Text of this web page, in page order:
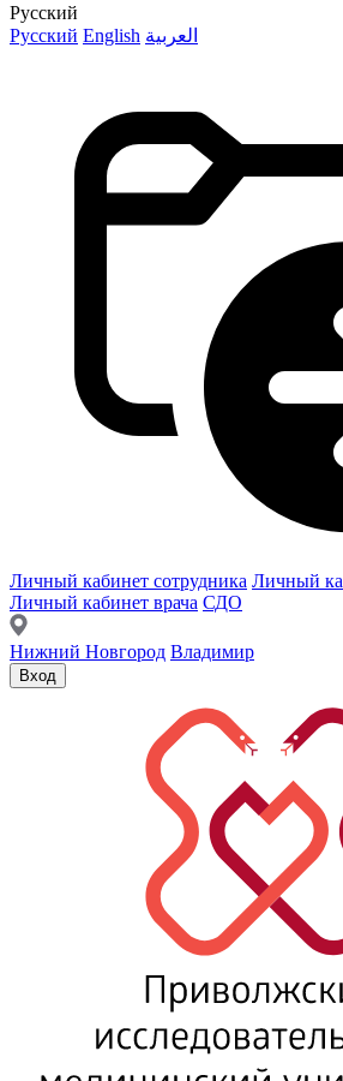
Русский
Русский English العربية
Личный кабинет сотрудника Личный
Личный кабинет врача СДО
Нижний Новгород Владимир
Вход